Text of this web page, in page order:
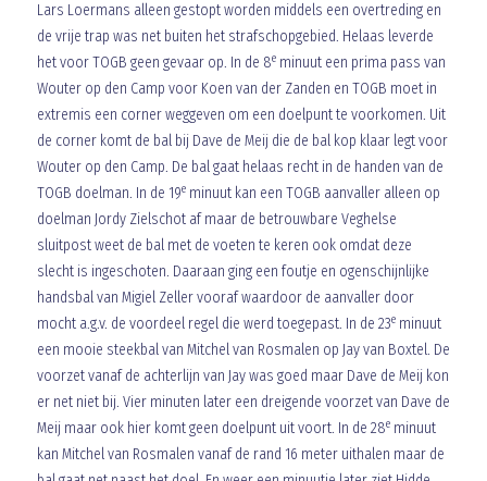
Lars Loermans alleen gestopt worden middels een overtreding en
de vrije trap was net buiten het strafschopgebied. Helaas leverde
het voor TOGB geen gevaar op. In de 8eminuut een prima pass van
Wouter op den Camp voor Koen van der Zanden en TOGB moet in
extremis een corner weggeven om een doelpunt te voorkomen. Uit
de corner komt de bal bij Dave de Meij die de bal kop klaar legt voor
Wouter op den Camp. De bal gaat helaas recht in de handen van de
TOGB doelman. In de 19eminuut kan een TOGB aanvaller alleen op
doelman Jordy Zielschot af maar de betrouwbare Veghelse
sluitpost weet de bal met de voeten te keren ook omdat deze
slecht is ingeschoten. Daaraan ging een foutje en ogenschijnlijke
handsbal van Migiel Zeller vooraf waardoor de aanvaller door
mocht a.g.v. de voordeel regel die werd toegepast. In de 23eminuut
een mooie steekbal van Mitchel van Rosmalen op Jay van Boxtel. De
voorzet vanaf de achterlijn van Jay was goed maar Dave de Meij kon
er net niet bij. Vier minuten later een dreigende voorzet van Dave de
Meij maar ook hier komt geen doelpunt uit voort. In de 28eminuut
kan Mitchel van Rosmalen vanaf de rand 16 meter uithalen maar de